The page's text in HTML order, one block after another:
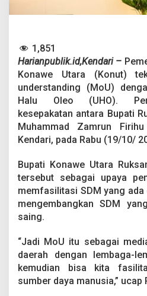
S
a
P
e
a
K
o
n
e
k
e
n
1,851
Harianpublik.id,Kendari –
Konawe Utara (Konut)
understanding (MoU)
Halu Oleo (UHO).
kesepakatan antara Bupati
Muhammad Zamrun
Kendari, pada Rabu (19/10/
Bupati Konawe Utara
tersebut sebagai upaya
memfasilitasi SDM yang ada
mengembangkan SDM
saing.
“Jadi MoU itu sebagai
daerah dengan lembaga-
kemudian bisa kita
sumber daya manusia,” ucap